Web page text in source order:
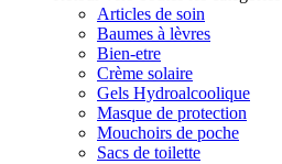
Articles de soin
Baumes à lèvres
Bien-etre
Crème solaire
Gels Hydroalcoolique
Masque de protection
Mouchoirs de poche
Sacs de toilette